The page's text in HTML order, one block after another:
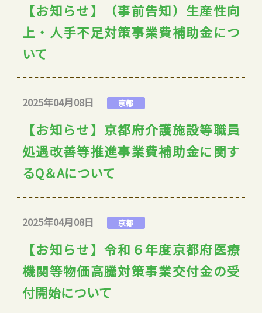
【お知らせ】（事前告知）生産性向
上・人手不足対策事業費補助金につ
いて
2025年04月08日 京都
【お知らせ】京都府介護施設等職員
処遇改善等推進事業費補助金に関す
るQ＆Aについて
2025年04月08日 京都
【お知らせ】令和６年度京都府医療
機関等物価高騰対策事業交付金の受
付開始について